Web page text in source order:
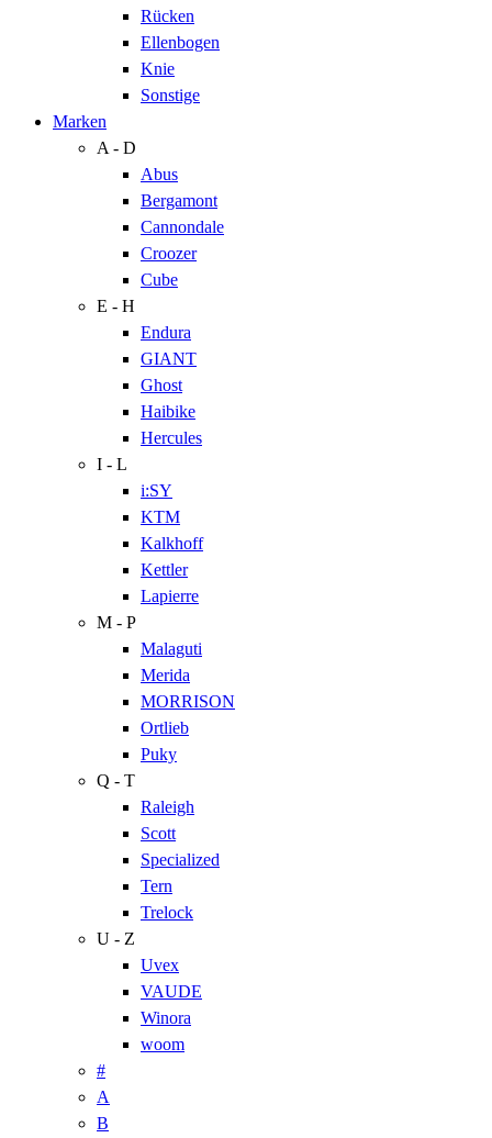
Rücken
Ellenbogen
Knie
Sonstige
Marken
A - D
Abus
Bergamont
Cannondale
Croozer
Cube
E - H
Endura
GIANT
Ghost
Haibike
Hercules
I - L
i:SY
KTM
Kalkhoff
Kettler
Lapierre
M - P
Malaguti
Merida
MORRISON
Ortlieb
Puky
Q - T
Raleigh
Scott
Specialized
Tern
Trelock
U - Z
Uvex
VAUDE
Winora
woom
#
A
B